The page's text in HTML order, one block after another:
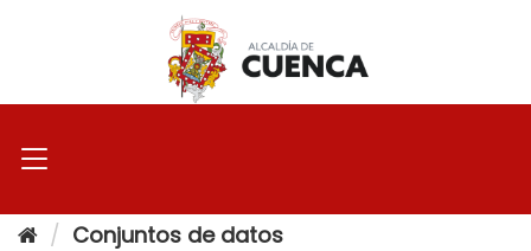
Conjuntos de datos